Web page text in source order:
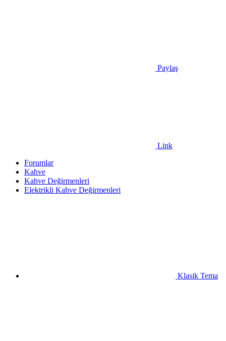
Paylaş
Link
Forumlar
Kahve
Kahve Değirmenleri
Elektrikli Kahve Değirmenleri
Klasik Tema